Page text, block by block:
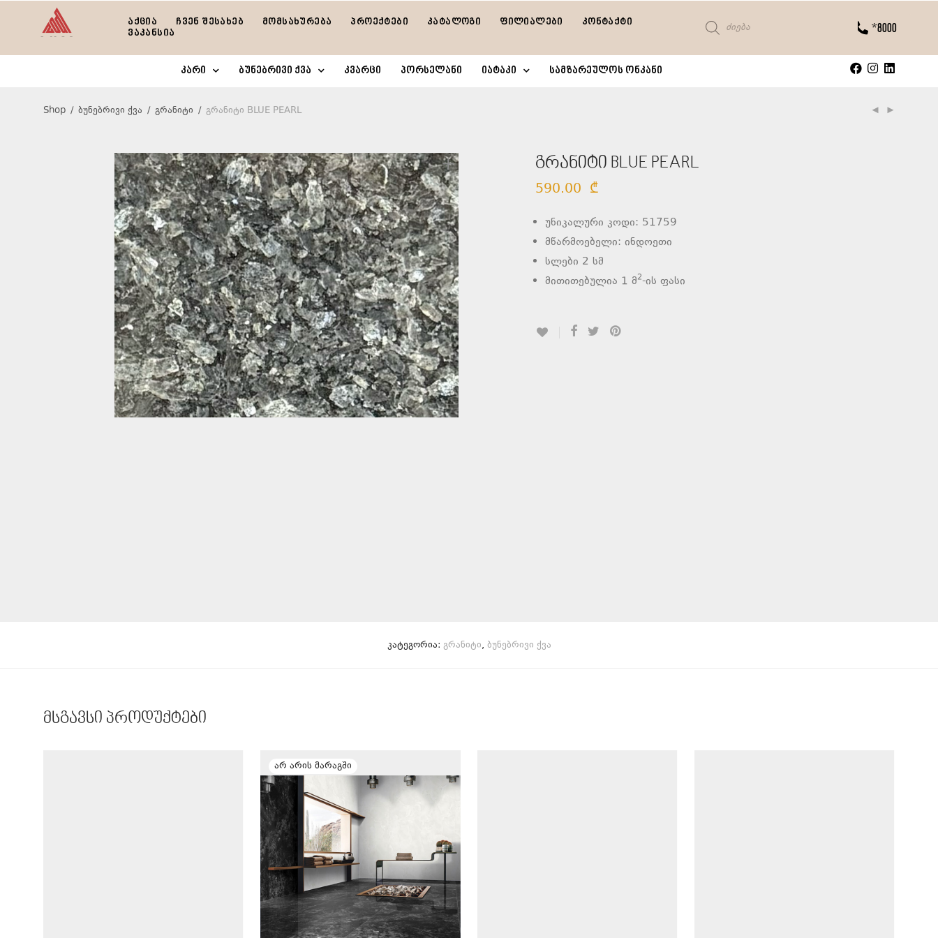
აქცია ჩვენ შესახებ მომსახურება პროექტები კატალოგი ფილიალები
კონტაქტი
ვაკანსია
*8000
კარი ბუნებრივი ქვა კვარცი პორსელანი იატაკი სამზარეულოს ონკანი
Shop / ბუნებრივი ქვა / გრანიტი / გრანიტი BLUE PEARL
გრანიტი BLUE PEARL
590.00 ₾
უნიკალური კოდი: 51759
მწარმოებელი: ინდოეთი
სლები 2 სმ
მითითებულია 1 მ2-ის ფასი
კატეგორია: გრანიტი, ბუნებრივი ქვა
მსგავსი პროდუქტები